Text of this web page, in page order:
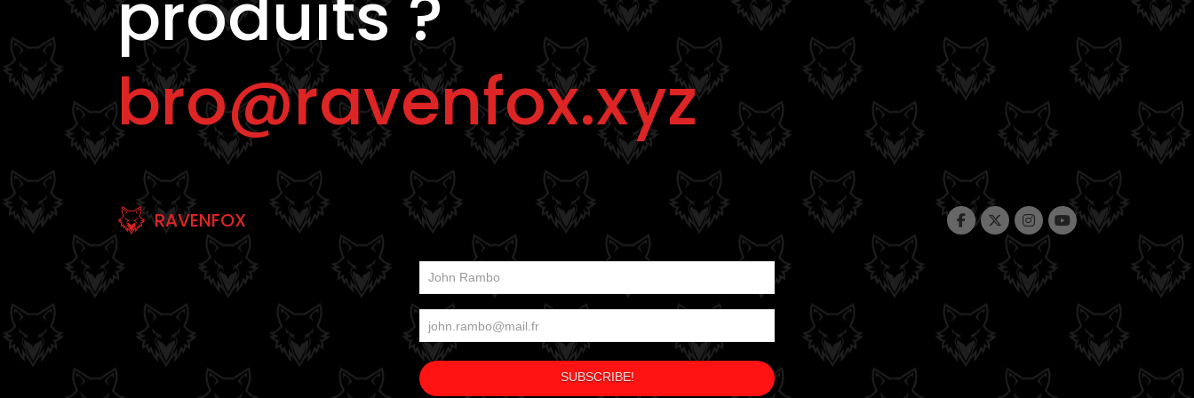
bro@ravenfox.xyz
RAVENFOX